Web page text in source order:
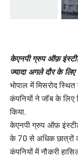
केएनपी ग्रुप ऑफ़
ज्यादा अगले दौर के
भोपाल में मिसरोद
कंपनियों ने जॉब के लिए
किया.
केएनपी ग्रुप ऑफ़
के 70 से अधिक छात्रों
कंपनियों में नौकरी